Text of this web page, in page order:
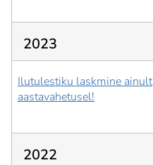
2023
Ilutulestiku laskmine ainult
aastavahetusel!
2022